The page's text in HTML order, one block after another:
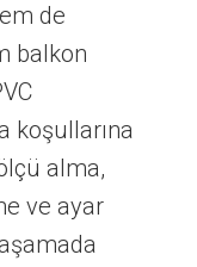
de
balkon
koşullarına
alma,
ve ayar